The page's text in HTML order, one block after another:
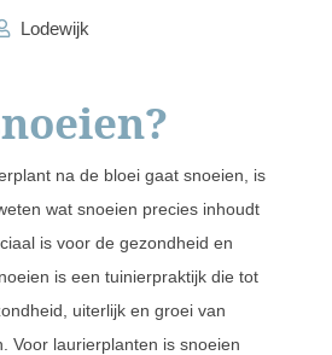
Lodewijk
na de bloei gaat snoeien, is
wat snoeien precies inhoudt
is voor de gezondheid en
is een tuinierpraktijk die tot
uiterlijk en groei van
Voor laurierplanten is snoeien